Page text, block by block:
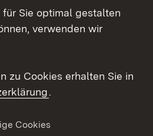
Benutzungshinweise
für Sie optimal gestalten
verwenden wir
zu Cookies erhalten Sie in
.
Cookies